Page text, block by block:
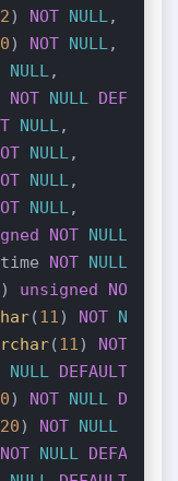
) NOT NULL
) NOT NULL
NULL
NOT NULL DEFAULT
NULL
NULL
NULL
NULL
NOT NULL
NOT NULL
) unsigned NOT
(11) NOT NULL
(11) NOT
NULL DEFAULT
) NOT NULL
20) NOT NULL
NOT NULL DEFAULT